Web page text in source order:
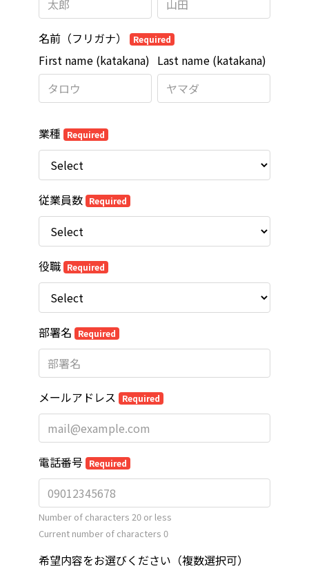
名前（フリガナ） Required
Last name (katakana)
First name (katakana)
業種 Required
従業員数 Required
役職 Required
部署名 Required
メールアドレス Required
電話番号 Required
Number of characters 20 or less
Current number of characters 0
希望内容をお選びください（複数選択可）